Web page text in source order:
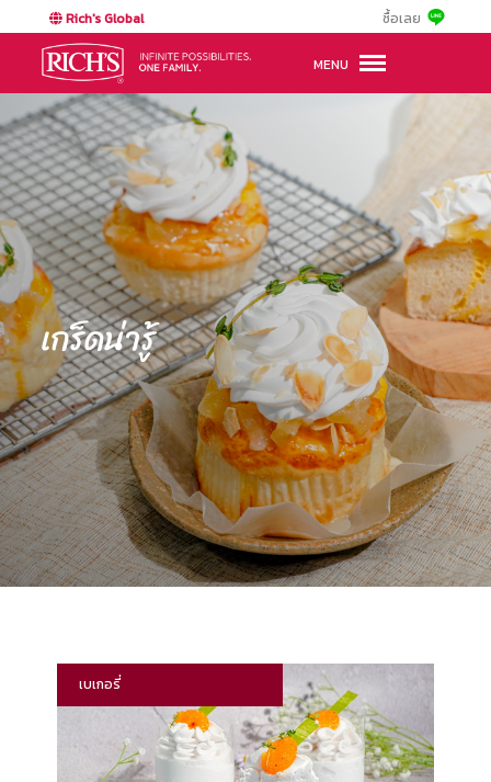
Rich's Global ซื้อเลย
MENU
เกร็ดน่ารู้
เบเกอรี่